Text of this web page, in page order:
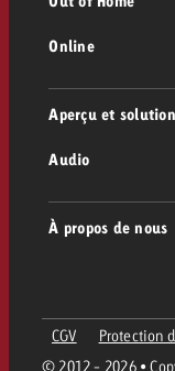
Directives
Out of Home
Affichage
Digital Out
Contacter
Online
Livraison
Aperçu et
Conseil &
Portfolio
Formats
Audio
Digital
À propos de nous
Équipe
© 2012 - 2026 •
CGV Protection